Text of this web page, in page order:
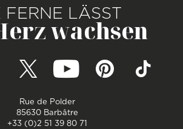
FERNE LÄSST
wachsen
Rue de Polder
85630 Barbâtre
+33 (0)2 51 39 80 71